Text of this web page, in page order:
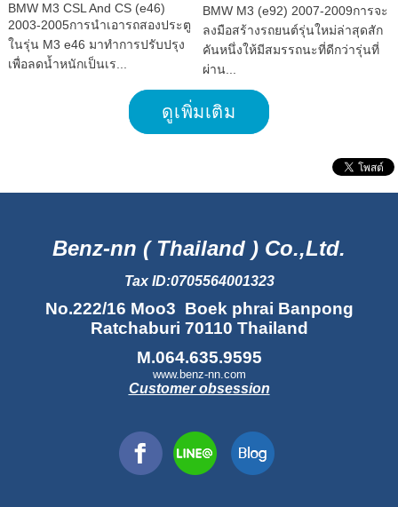
BMW M3 CSL And CS (e46)
2003-2005การนำเอารถสองประตู
ในรุ่น M3 e46 มาทำการปรับปรุง
เพื่อลดน้ำหนักเป็นเร...
BMW M3 (e92) 2007-2009การจะ
ลงมือสร้างรถยนต์รุ่นใหม่ล่าสุดสัก
คันหนึ่งให้มีสมรรถนะที่ดีกว่ารุ่นที่
ผ่าน...
ดูเพิ่มเติม
Benz-nn ( Thailand ) Co.,Ltd.
Tax ID:0705564001323
No.222/16 Moo3 Boek phrai Banpong
Ratchaburi 70110 Thailand
M.064.635.9595
www.benz-nn.com
Customer obsession